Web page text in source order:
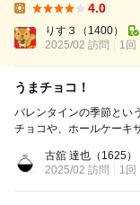
けたフランス西部のペイ・ド
■ラヴィアンシ...
4.0
りす３
（1400）
2025/02 訪問
1回
うまチョコ！
バレンタインの季節というこ
チョコや、ホールケーキ
古舘 達也 （1625）
2025/02 訪問
1回